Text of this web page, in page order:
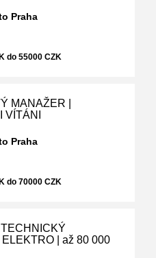
Praha
do 55000 CZK
MANAŽER |
Praha
do 70000 CZK
| až 80 000